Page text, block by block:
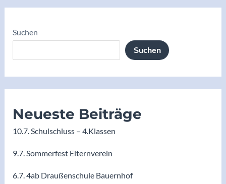
Suchen
Suchen
Neueste Beiträge
10.7. Schulschluss – 4.Klassen
9.7. Sommerfest Elternverein
6.7. 4ab Draußenschule Bauernhof